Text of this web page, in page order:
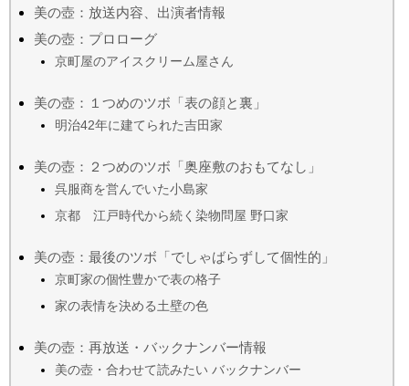
美の壺：放送内容、出演者情報
美の壺：プロローグ
京町屋のアイスクリーム屋さん
美の壺：１つめのツボ「表の顔と裏」
明治42年に建てられた吉田家
美の壺：２つめのツボ「奥座敷のおもてなし」
呉服商を営んでいた小島家
京都 江戸時代から続く染物問屋 野口家
美の壺：最後のツボ「でしゃばらずして個性的」
京町家の個性豊かで表の格子
家の表情を決める土壁の色
美の壺：再放送・バックナンバー情報
美の壺・合わせて読みたい バックナンバー